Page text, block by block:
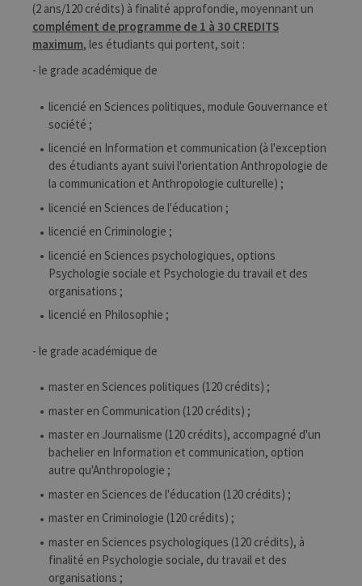
(2 ans/120 crédits) à finalité approfondie, moyennant un
complément de programme de 1 à 30 CREDITS
maximum, les étudiants qui portent, soit :
- le grade académique de
licencié en Sciences politiques, module Gouvernance et
société ;
licencié en Information et communication (à l'exception
des étudiants ayant suivi l'orientation Anthropologie de
la communication et Anthropologie culturelle) ;
licencié en Sciences de l'éducation ;
licencié en Criminologie ;
licencié en Sciences psychologiques, options
Psychologie sociale et Psychologie du travail et des
organisations ;
licencié en Philosophie ;
- le grade académique de
master en Sciences politiques (120 crédits) ;
master en Communication (120 crédits) ;
master en Journalisme (120 crédits), accompagné d'un
bachelier en Information et communication, option
autre qu'Anthropologie ;
master en Sciences de l'éducation (120 crédits) ;
master en Criminologie (120 crédits) ;
master en Sciences psychologiques (120 crédits), à
finalité en Psychologie sociale, du travail et des
organisations ;